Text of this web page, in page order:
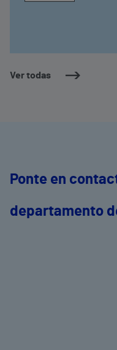
Ver todas
Ponte en
departamento